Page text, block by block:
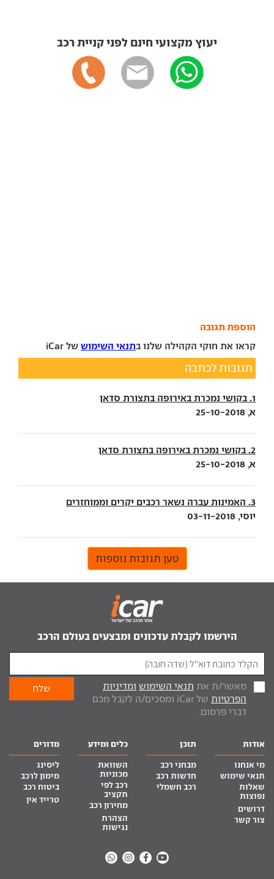
יעוץ מקצועי חינם לפני קניית רכב
הוספת תגובה
קראו את חוקי הקהילה שלנו בתנאי השימוש של iCar
תגובות לכתבה
1. בקושי נמכרת באירופה בתצורת סדאן
א, 25-10-2018
2. בקושי נמכרת באירופה בתצורת סדאן
א, 25-10-2018
3. האמינות עברה נשאר רכבים יקרים וממוחזרים
יוסי, 03-11-2018
טען תגובות נוספות
הירשמו לקבלת עדכונים ומבצעים בעולם הרכב
מאשר/ת את תנאי השימוש ומדיניות
הפרטיות
של iCar ומסכים/ה לקבל מכם
דברי פרסום.
אודות
מי אנחנו
תנאי שימוש
שאלות
נפוצות
דרושים
צור קשר
תוכן
מבחני רכב
חדשות רכב
רכב חשמלי
כלים ומידע
השוואת
מכוניות
רכב לפי
תקציב
מחירון רכב
הצהרת
נגישות
מדורים
ליסינג
מימון לרכב
ביטוח רכב
טרייד אין